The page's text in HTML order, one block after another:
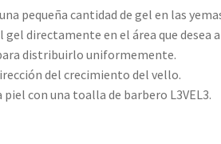
pequeña cantidad de gel en las
directamente en el área que desea
distribuirlo uniformemente.
del crecimiento del vello.
piel con una toalla de barbero L3VEL3.